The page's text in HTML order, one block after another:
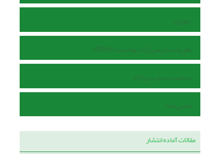
داوران
نظریه دسترسی آزاد بوداپست (BOAI)
سیاست دسترسی آزاد
تماس با ما
مقالات آماده انتشار